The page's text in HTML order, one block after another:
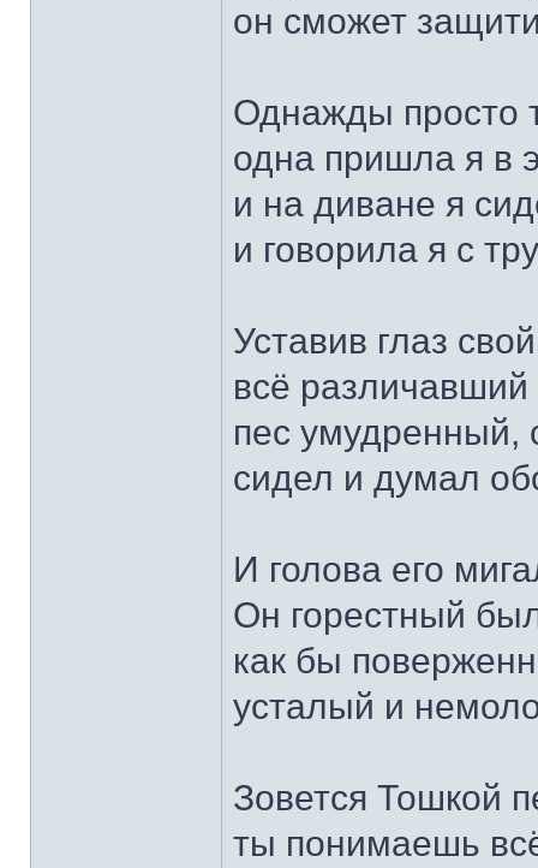
он сможет
Однажды просто
одна пришла я в
и на диване я
и говорила я с
Уставив глаз
всё
пес умудренный,
сидел и думал
И голова его
Он горестный
как бы
усталый и
Зовется Тошкой
ты понимаешь